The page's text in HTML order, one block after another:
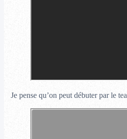
Je pense qu’on peut débuter par le